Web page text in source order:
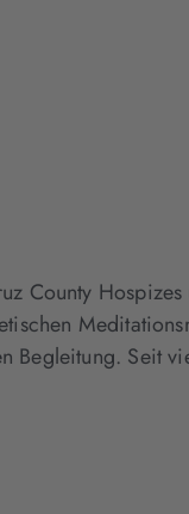
County
Seit